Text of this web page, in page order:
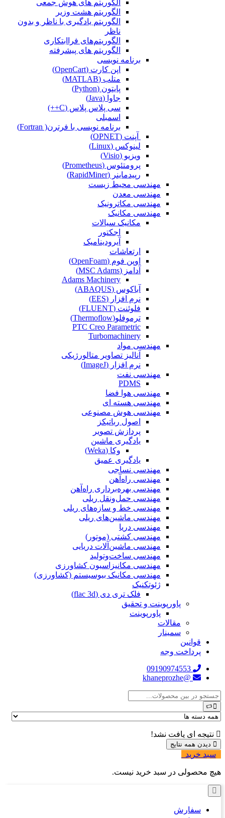
الگوریتم های هوش جمعی
الگوریتم هشت وزیر
الگوریتم یادگیری با ناظر و بدون
ناظر
الگوریتم‌های فراابتکاری
الگوریتم های پیشرفته
برنامه نویسی
اپن کارت (OpenCart)
متلب (MATLAB)
پایتون (Python)
جاوا (Java)
سی پلاس پلاس (C++)
اسمبلی
برنامه نویسی با فرترن( Fortran)
آپنت (OPNET)
لینوکس (Linux)
ویزیو (Visio)
پرومتئوس (Prometheus)
رپیدماینر (RapidMiner)
مهندسی محیط زیست
مهندسی معدن
مهندسی مکاترونیک
مهندسی مکانیک
مکانیک سیالات
اجکتور
آیرودینامیک
ارتعاشات
اوپن فوم (OpenFoam)
آدامز (MSC Adams)
Adams Machinery
آباکوس (ABAQUS)
نرم افزار (EES)
فلوئنت (FLUENT)
ترموفلو(Thermoflow)
PTC Creo Parametric
Turbomachinery
مهندسی مواد
آنالیز تصاویر متالورژیکی
نرم افزار (ImageJ)
مهندسی نفت
PDMS
مهندسی هوا فضا
مهندسی هسته ای
مهندسی هوش مصنوعی
اصول رباتیکز
پردازش تصویر
یادگیری ماشین
وکا (Weka)
یادگیری عمیق
مهندسی نساجی
مهندسی راه‌آهن
مهندسی بهره‌برداری راه‌آهن
مهندسی حمل‌ونقل ریلی
مهندسی خط و سازه‌های ریلی
مهندسی ماشین‌های ریلی
مهندسی دریا
مهندسی کشتی (موتور)
مهندسی ماشین‌آلات دریایی
مهندسی ساخت‌وتولید
مهندسی مکانیزاسیون کشاورزی
مهندسی مکانیک بیوسیستم (کشاورزی)
ژئوتکنیک
فلک تری دی (flac 3d)
پاورپوینت و تحقیق
پاورپوینت
مقالات
سمینار
قوانین
پرداخت وجه
09190974553
@khaneprozhe
نتیجه ای یافت نشد!
سبد خرید
هیچ محصولی در سبد خرید نیست.
سفارش